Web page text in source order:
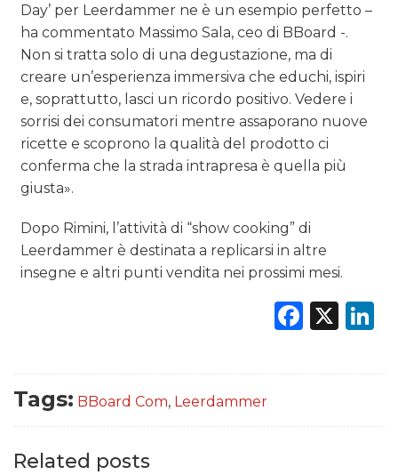
Day’ per Leerdammer ne è un esempio perfetto –
ha commentato Massimo Sala, ceo di BBoard -.
Non si tratta solo di una degustazione, ma di
creare un’esperienza immersiva che educhi, ispiri
e, soprattutto, lasci un ricordo positivo. Vedere i
sorrisi dei consumatori mentre assaporano nuove
ricette e scoprono la qualità del prodotto ci
conferma che la strada intrapresa è quella più
giusta».
Dopo Rimini, l’attività di “show cooking” di
Leerdammer è destinata a replicarsi in altre
insegne e altri punti vendita nei prossimi mesi.
X
Tags: BBoard Com, Leerdammer
Related posts